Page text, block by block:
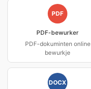
PDF
PDF-bewurker
PDF-dokuminten online
bewurkje
DOCX